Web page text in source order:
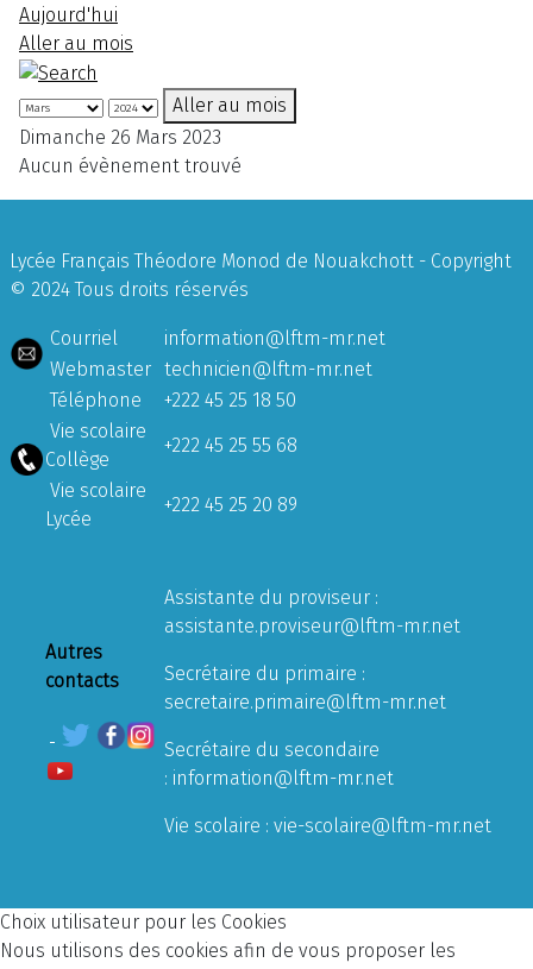
Aujourd'hui
Aller au mois
Aller au mois
Dimanche 26 Mars 2023
Aucun évènement trouvé
Lycée Français Théodore Monod de Nouakchott - Copyright
© 2024 Tous droits réservés
Courriel
information@lftm-mr.net
Webmaster technicien@lftm-mr.net
Téléphone
+222 45 25 18 50
Vie scolaire
Collège
+222 45 25 55 68
Vie scolaire
Lycée
+222 45 25 20 89
Autres
contacts
Assistante du proviseur :
assistante.proviseur@lftm-mr.net
Secrétaire du primaire :
secretaire.primaire@lftm-mr.net
Secrétaire du secondaire
: information@lftm-mr.net
Vie scolaire : vie-scolaire@lftm-mr.net
Choix utilisateur pour les Cookies
Nous utilisons des cookies afin de vous proposer les